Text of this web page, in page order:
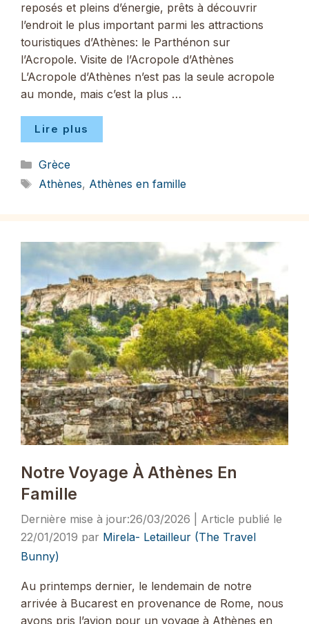
reposés et pleins d’énergie, prêts à découvrir
l’endroit le plus important parmi les attractions
touristiques d’Athènes: le Parthénon sur
l’Acropole. Visite de l’Acropole d’Athènes
L’Acropole d’Athènes n’est pas la seule acropole
au monde, mais c’est la plus …
Lire plus
Catégories
Grèce
Étiquettes
Athènes, Athènes en famille
Notre Voyage À Athènes En
Famille
26/03/2026
22/01/2019 par Mirela- Letailleur (The Travel
Bunny)
Au printemps dernier, le lendemain de notre
arrivée à Bucarest en provenance de Rome, nous
avons pris l’avion pour un voyage à Athènes en